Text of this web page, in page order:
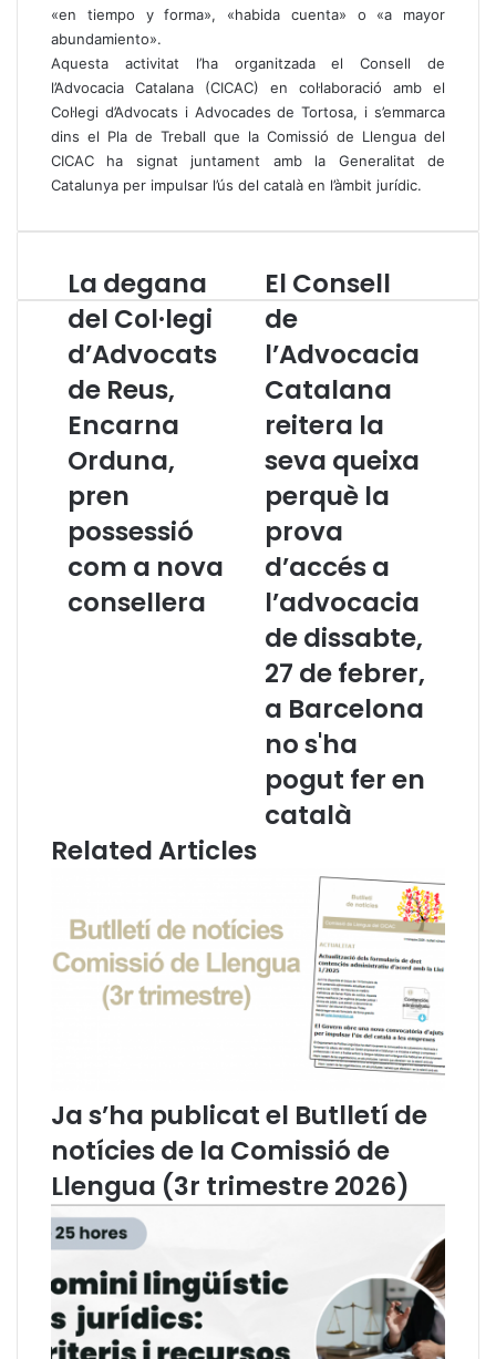
«en tiempo y forma», «habida cuenta» o «a mayor
abundamiento».
Aquesta activitat l’ha organitzada el Consell de
l’Advocacia Catalana (CICAC) en col·laboració amb el
Col·legi d’Advocats i Advocades de Tortosa, i s’emmarca
dins el Pla de Treball que la Comissió de Llengua del
CICAC ha signat juntament amb la Generalitat de
Catalunya per impulsar l’ús del català en l’àmbit jurídic.
L
a
d
e
a
n
a
d
l
C
l
·
c
s
d
e
E
c
a
r
n
a
O
r
u
La degana
del Col·legi
d’Advocats
de Reus,
Encarna
Orduna,
pren
possessió
com a nova
consellera
E
l
C
o
s
e
l
l
e
A
o
c
c
i
C
a
n
r
a
a
s
e
q
u
i
El Consell
de
l’Advocacia
Catalana
reitera la
seva queixa
perquè la
prova
d’accés a
l’advocacia
de dissabte,
27 de febrer,
a Barcelona
no s'ha
pogut fer en
català
Related Articles
Ja s’ha publicat el Butlletí de
notícies de la Comissió de
Llengua (3r trimestre 2026)